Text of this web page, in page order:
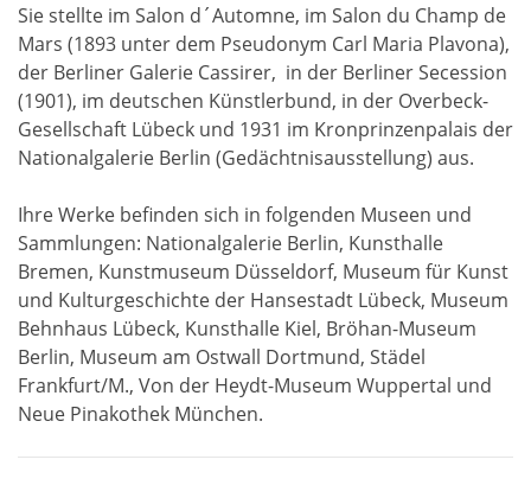
Sie stellte im Salon d´Automne, im Salon du Champ de
Mars (1893 unter dem Pseudonym Carl Maria Plavona),
der Berliner Galerie Cassirer, in der Berliner Secession
(1901), im deutschen Künstlerbund, in der Overbeck-
Gesellschaft Lübeck und 1931 im Kronprinzenpalais der
Nationalgalerie Berlin (Gedächtnisausstellung) aus.
Ihre Werke befinden sich in folgenden Museen und
Sammlungen: Nationalgalerie Berlin, Kunsthalle
Bremen, Kunstmuseum Düsseldorf, Museum für Kunst
und Kulturgeschichte der Hansestadt Lübeck, Museum
Behnhaus Lübeck, Kunsthalle Kiel, Bröhan-Museum
Berlin, Museum am Ostwall Dortmund, Städel
Frankfurt/M., Von der Heydt-Museum Wuppertal und
Neue Pinakothek München.